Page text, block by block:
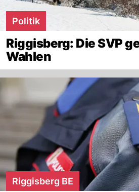
Politik
Riggisberg: Die SVP
Wahlen
Riggisberg BE